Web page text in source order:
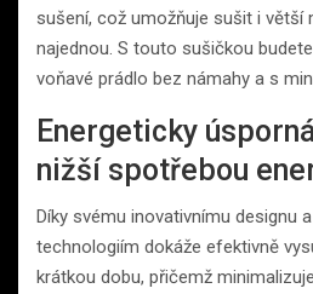
sušení, což umožňuje sušit i větší
najednou. S touto sušičkou
voňavé prádlo bez námahy a s
Energeticky
nižší spotřebou
Díky svému inovativnímu designu
technologiím dokáže efektivně
krátkou dobu, přičemž